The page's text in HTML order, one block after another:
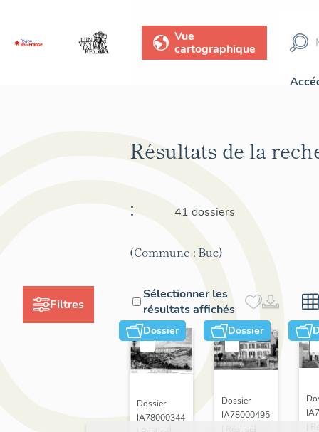
Vue
cartographique
Filtres
Résultats de la
:
41 dossiers
(Commune : Buc)
Sélectionner les
résultats affichés
Dossier
Dossier
IA78000344
Dossier
Dossier
IA78000495